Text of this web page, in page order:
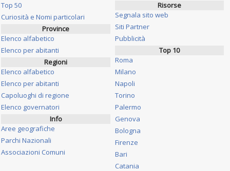
Top 50
Curiosità e Nomi particolari
Province
Elenco alfabetico
Elenco per abitanti
Regioni
Elenco alfabetico
Elenco per abitanti
Capoluoghi di regione
Elenco governatori
Info
Aree geografiche
Parchi Nazionali
Associazioni Comuni
Risorse
Segnala sito web
Siti Partner
Pubblicità
Top 10
Roma
Milano
Napoli
Torino
Palermo
Genova
Bologna
Firenze
Bari
Catania